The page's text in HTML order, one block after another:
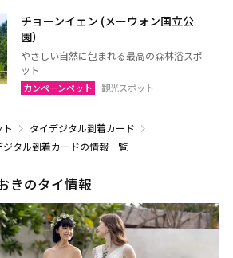
チョーンイェン (メーウォン国立公
園）
やさしい自然に包まれる最高の森林浴スポ
ット
カンペーンペット 観光スポット
タイデジタル到着カード
タル到着カードの情報一覧
きのタイ情報